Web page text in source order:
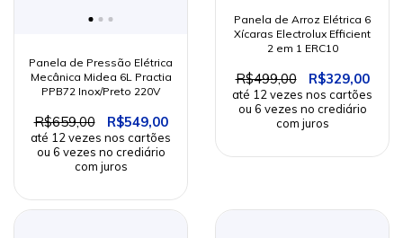
Panela de Pressão Elétrica
Mecânica Midea 6L Practia
PPB72 Inox/Preto 220V
R$659,00 R$549,00
Panela de Arroz Elétrica 6
Xícaras Electrolux Efficient
2 em 1 ERC10
R$499,00 R$329,00